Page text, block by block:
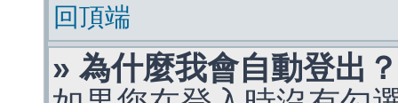
回頂端
» 為什麼我會自動登出？